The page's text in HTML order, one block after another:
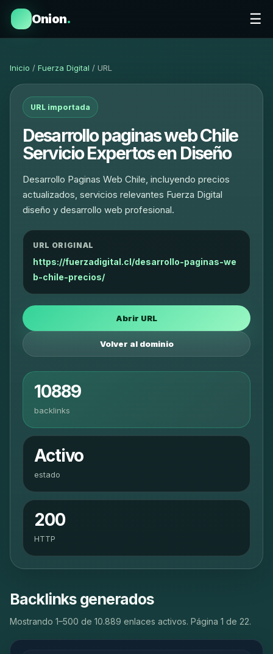
Onion. ☰
Inicio / Fuerza Digital / URL
URL importada
Desarrollo paginas web Chile
Servicio Expertos en Diseño
Desarrollo Paginas Web Chile, incluyendo precios
actualizados, servicios relevantes Fuerza Digital
diseño y desarrollo web profesional.
URL ORIGINAL
https://fuerzadigital.cl/desarrollo-paginas-we
b-chile-precios/
Abrir URL
Volver al dominio
10889
backlinks
Activo
estado
200
HTTP
Backlinks generados
Mostrando 1–500 de 10.889 enlaces activos. Página 1 de 22.